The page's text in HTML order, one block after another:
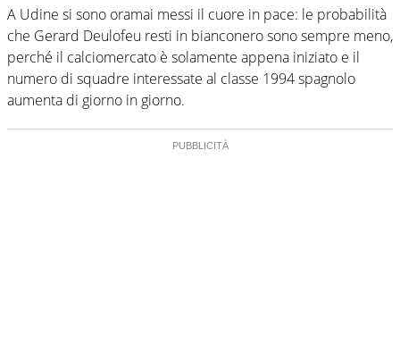
A Udine si sono oramai messi il cuore in pace: le probabilità
che Gerard Deulofeu resti in bianconero sono sempre meno,
perché il calciomercato è solamente appena iniziato e il
numero di squadre interessate al classe 1994 spagnolo
aumenta di giorno in giorno.